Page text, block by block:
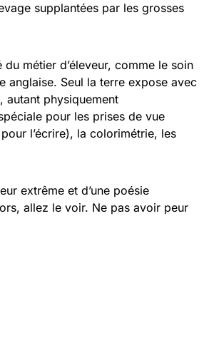
supplantées par les grosses
métier d’éleveur, comme le soin
anglaise. Seul la terre expose avec
autant physiquement
pour les prises de vue
l’écrire), la colorimétrie, les
extrême et d’une poésie
allez le voir. Ne pas avoir peur